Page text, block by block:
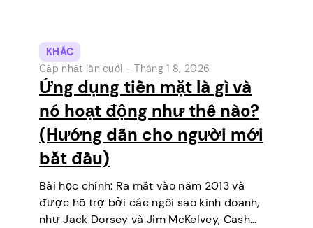
KHÁC
Cập nhật lần cuối -Tháng 1 8, 2026
Ứng dụng tiền mặt là gì và
nó hoạt động như thế nào?
(Hướng dẫn cho người mới
bắt đầu)
Bài học chính: Ra mắt vào năm 2013 và
được hỗ trợ bởi các ngôi sao kinh doanh,
như Jack Dorsey và Jim McKelvey, Cash